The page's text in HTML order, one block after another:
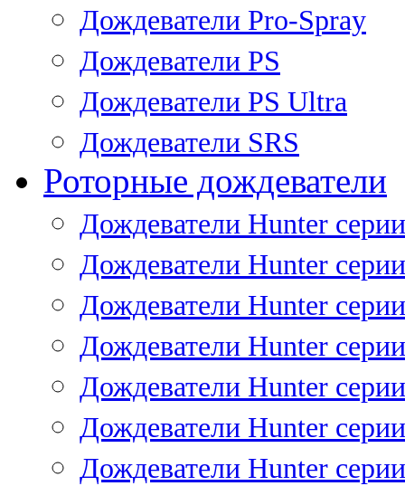
Дождеватели Pro-Spray
Дождеватели PS
Дождеватели PS Ultra
Дождеватели SRS
Роторные дождеватели
Дождеватели Hunter
Дождеватели Hunter
Дождеватели Hunter
Дождеватели Hunter
Дождеватели Hunter
Дождеватели Hunter
Дождеватели Hunter